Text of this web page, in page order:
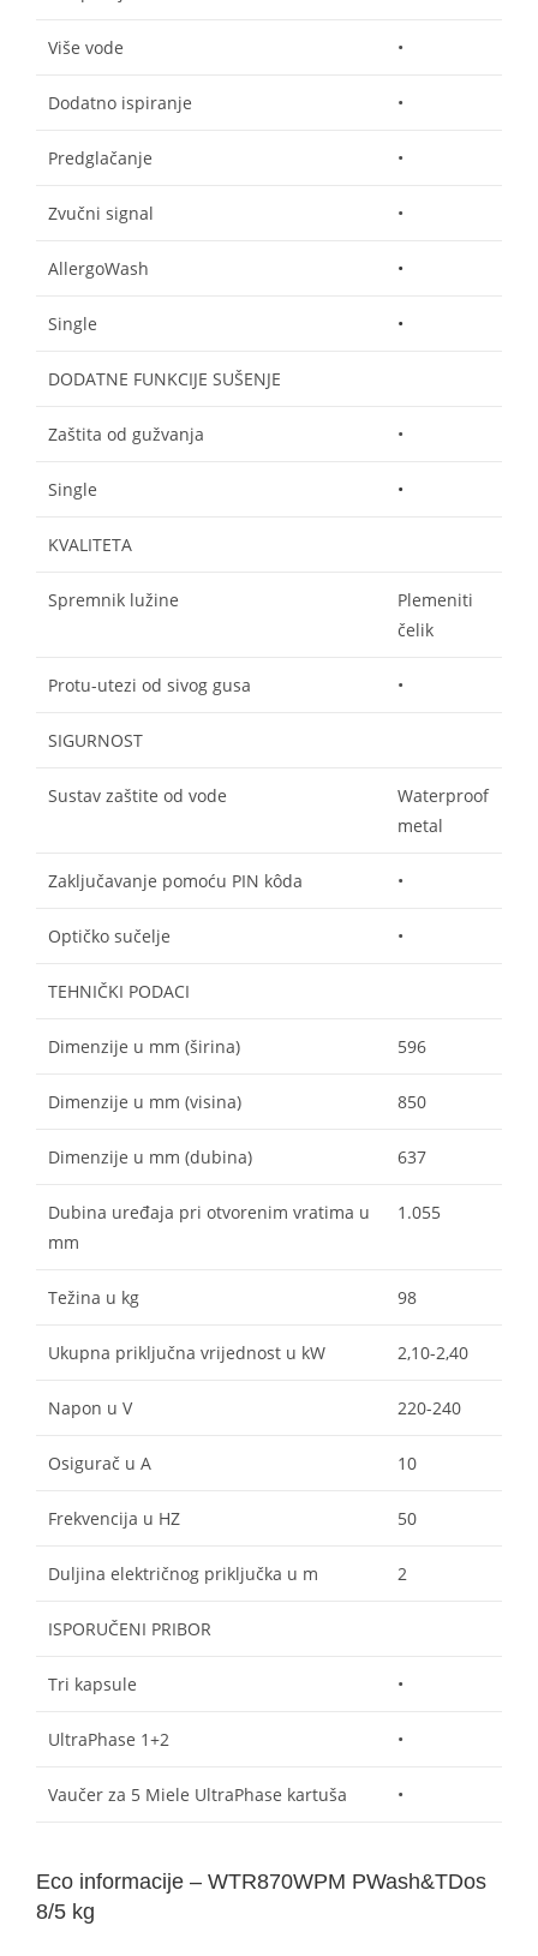
Više vode •
Dodatno ispiranje •
Predglačanje •
Zvučni signal •
AllergoWash •
Single •
DODATNE FUNKCIJE SUŠENJE
Zaštita od gužvanja •
Single •
KVALITETA
Spremnik lužine
Plemeniti
čelik
Protu-utezi od sivog gusa •
SIGURNOST
Sustav zaštite od vode
Waterproof
metal
Zaključavanje pomoću PIN kôda •
Optičko sučelje •
TEHNIČKI PODACI
Dimenzije u mm (širina) 596
Dimenzije u mm (visina) 850
Dimenzije u mm (dubina) 637
Dubina uređaja pri otvorenim vratima u
mm
1.055
Težina u kg 98
Ukupna priključna vrijednost u kW 2,10-2,40
Napon u V 220-240
Osigurač u A 10
Frekvencija u HZ 50
Duljina električnog priključka u m 2
ISPORUČENI PRIBOR
Tri kapsule •
UltraPhase 1+2 •
Vaučer za 5 Miele UltraPhase kartuša •
Eco informacije – WTR870WPM PWash&TDos
8/5 kg